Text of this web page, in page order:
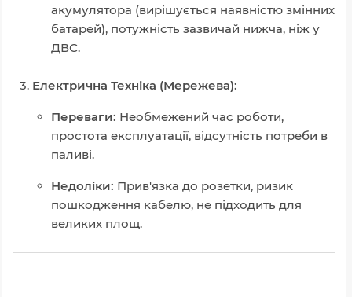
акумулятора (вирішується наявністю змінних
батарей), потужність зазвичай нижча, ніж у
ДВС.
Електрична Техніка (Мережева):
Переваги: Необмежений час роботи,
простота експлуатації, відсутність потреби в
паливі.
Недоліки: Прив'язка до розетки, ризик
пошкодження кабелю, не підходить для
великих площ.